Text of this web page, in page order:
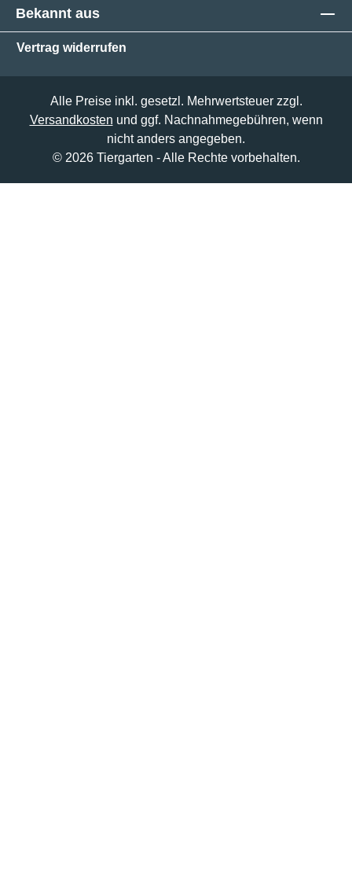
Bekannt aus
Vertrag widerrufen
Alle Preise inkl. gesetzl. Mehrwertsteuer zzgl.
Versandkosten und ggf. Nachnahmegebühren, wenn
nicht anders angegeben.
© 2026 Tiergarten - Alle Rechte vorbehalten.